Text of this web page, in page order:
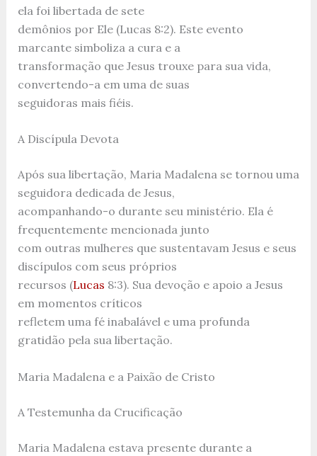
ela foi libertada de sete
demônios por Ele (Lucas 8:2). Este evento
marcante simboliza a cura e a
transformação que Jesus trouxe para sua vida,
convertendo-a em uma de suas
seguidoras mais fiéis.
A Discípula Devota
Após sua libertação, Maria Madalena se tornou uma
seguidora dedicada de Jesus,
acompanhando-o durante seu ministério. Ela é
frequentemente mencionada junto
com outras mulheres que sustentavam Jesus e seus
discípulos com seus próprios
recursos (Lucas 8:3). Sua devoção e apoio a Jesus
em momentos críticos
refletem uma fé inabalável e uma profunda
gratidão pela sua libertação.
Maria Madalena e a Paixão de Cristo
A Testemunha da Crucificação
Maria Madalena estava presente durante a